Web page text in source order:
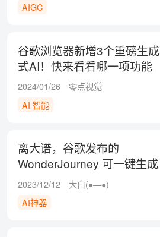
AIGC
谷歌浏览器新增3个重磅生成
式AI！快来看看哪一项功能
最实用！
2024/01/26
零点视觉
AI 智能
离大谱，谷歌发布的
WonderJourney 可一键生成
分层分场景的3D动画！
2023/12/12
大白(●—●)
AI神器